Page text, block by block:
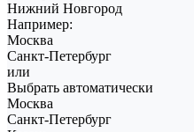
Нижний Новгород
Например:
Москва
Санкт-Петербург
или
Выбрать автоматически
Москва
Санкт-Петербург